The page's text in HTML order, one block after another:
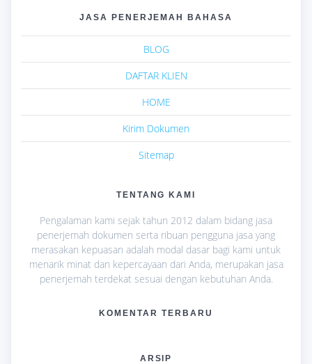
JASA PENERJEMAH BAHASA
BLOG
DAFTAR KLIEN
HOME
Kirim Dokumen
Sitemap
TENTANG KAMI
Pengalaman kami sejak tahun 2012 dalam bidang jasa
penerjemah dokumen serta ribuan pengguna jasa yang
merasakan kepuasan adalah modal dasar bagi kami untuk
menarik minat dan kepercayaan dari Anda, merupakan jasa
penerjemah terdekat sesuai dengan kebutuhan Anda.
KOMENTAR TERBARU
ARSIP